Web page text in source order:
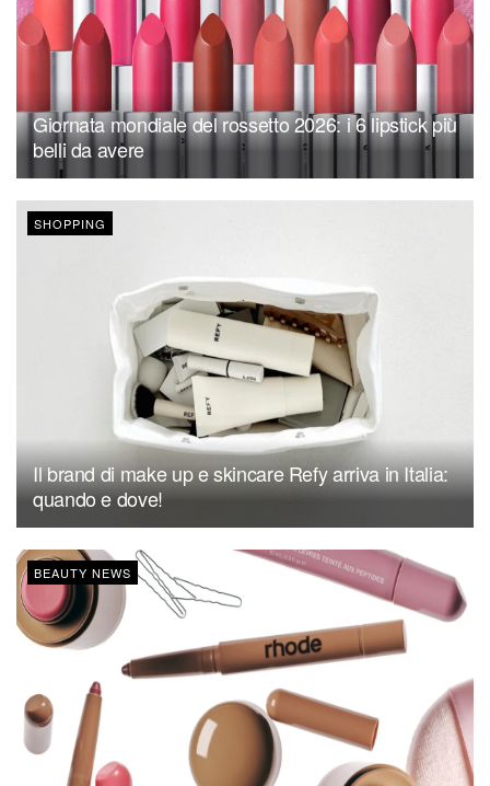
Giornata mondiale del rossetto 2026: i 6 lipstick più
belli da avere
SHOPPING
Il brand di make up e skincare Refy arriva in Italia:
quando e dove!
BEAUTY NEWS